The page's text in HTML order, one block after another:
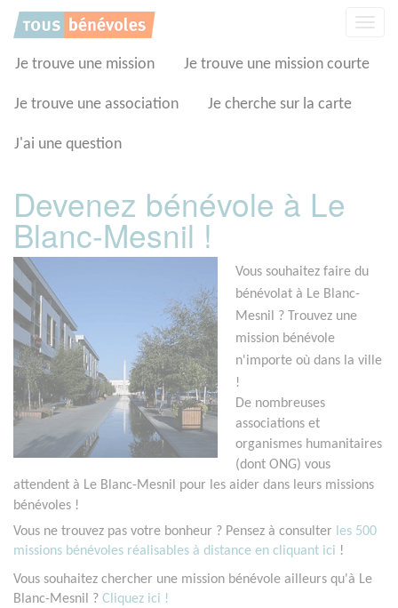
Je trouve une mission Je trouve une mission courte
Je trouve une association Je cherche sur la carte
J'ai une question
Devenez bénévole à Le
Blanc-Mesnil !
Vous souhaitez faire du
bénévolat à Le Blanc-
Mesnil ? Trouvez une
mission bénévole
n'importe où dans la ville
!
De nombreuses
associations et
organismes humanitaires
(dont ONG) vous
attendent à Le Blanc-Mesnil pour les aider dans leurs missions
bénévoles !
Vous ne trouvez pas votre bonheur ? Pensez à consulter les 500
missions bénévoles réalisables à distance en cliquant ici !
Vous souhaitez chercher une mission bénévole ailleurs qu'à Le
Blanc-Mesnil ? Cliquez ici !
Panneau de gestion des cookies